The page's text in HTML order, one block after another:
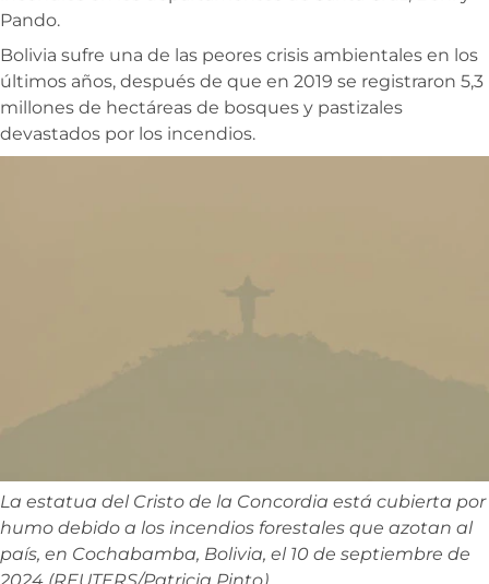
Pando.
Bolivia sufre una de las peores crisis ambientales en los
últimos años, después de que en 2019 se registraron 5,3
millones de hectáreas de bosques y pastizales
devastados por los incendios.
La estatua del Cristo de la Concordia está cubierta por
humo debido a los incendios forestales que azotan al
país, en Cochabamba, Bolivia, el 10 de septiembre de